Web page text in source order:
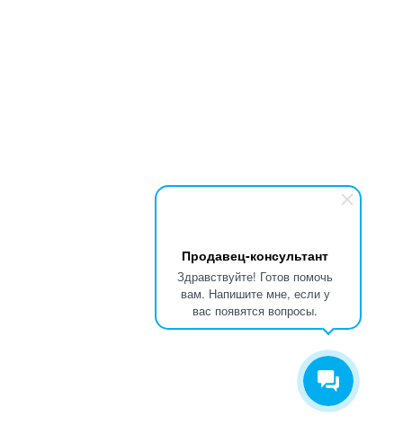
Продавец-консультант
Здравствуйте! Готов помочь
вам. Напишите мне, если у
вас появятся вопросы.